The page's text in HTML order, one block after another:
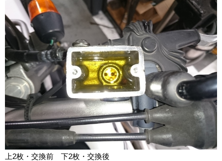
上2枚・交換前 下2枚・交換後